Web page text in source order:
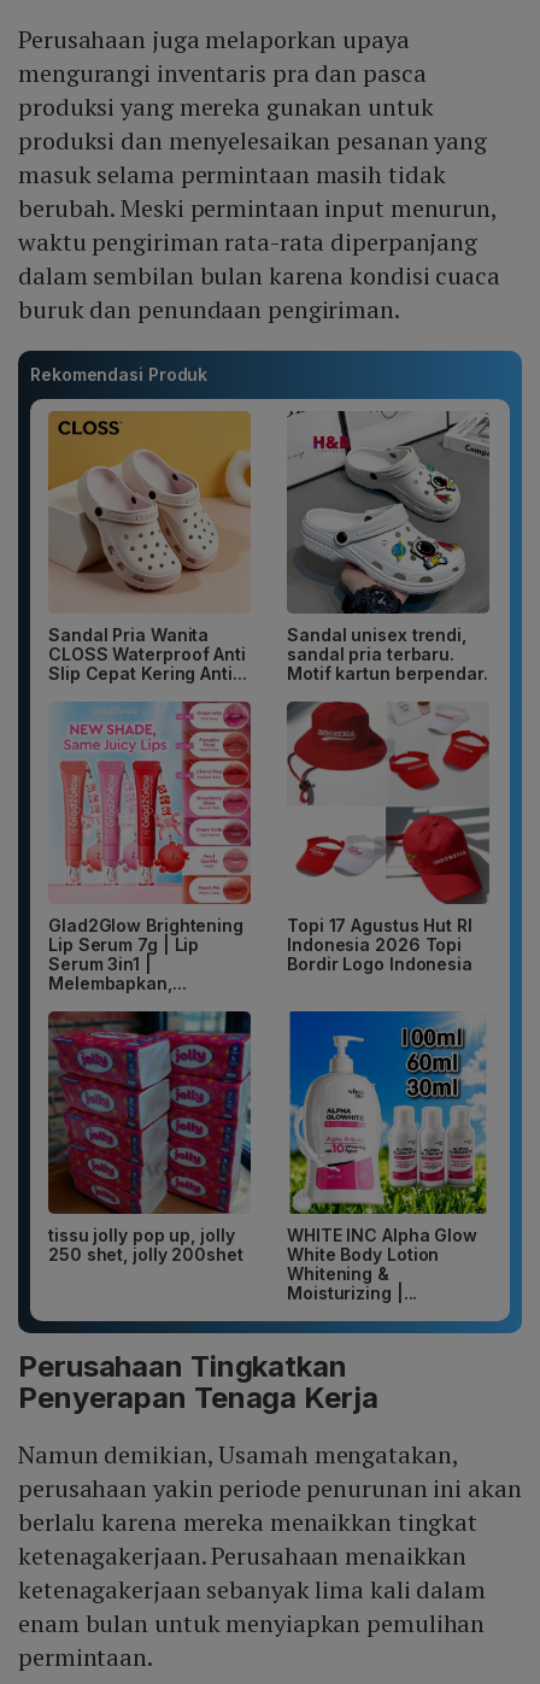
Perusahaan juga melaporkan upaya
mengurangi inventaris pra dan pasca
produksi yang mereka gunakan untuk
produksi dan menyelesaikan pesanan yang
masuk selama permintaan masih tidak
berubah. Meski permintaan input menurun,
waktu pengiriman rata-rata diperpanjang
dalam sembilan bulan karena kondisi cuaca
buruk dan penundaan pengiriman.
Rekomendasi Produk
Sandal Pria Wanita
CLOSS Waterproof Anti
Slip Cepat Kering Anti...
Sandal unisex trendi,
sandal pria terbaru.
Motif kartun berpendar.
Glad2Glow Brightening
Lip Serum 7g | Lip
Serum 3in1 |
Melembapkan,...
Topi 17 Agustus Hut RI
Indonesia 2026 Topi
Bordir Logo Indonesia
tissu jolly pop up, jolly
250 shet, jolly 200shet
WHITE INC Alpha Glow
White Body Lotion
Whitening &
Moisturizing |...
Perusahaan Tingkatkan
Penyerapan Tenaga Kerja
Namun demikian, Usamah mengatakan,
perusahaan yakin periode penurunan ini akan
berlalu karena mereka menaikkan tingkat
ketenagakerjaan. Perusahaan menaikkan
ketenagakerjaan sebanyak lima kali dalam
enam bulan untuk menyiapkan pemulihan
permintaan.